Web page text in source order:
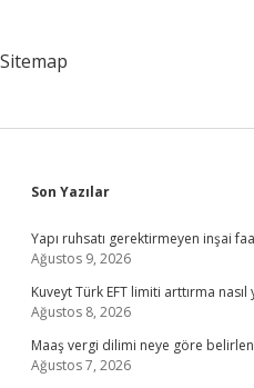
Sitemap
Sidebar
Son Yazılar
Yapı ruhsatı gerektirmeyen inşai
Ağustos 9, 2026
Kuveyt Türk EFT limiti arttırma nasıl
Ağustos 8, 2026
Maaş vergi dilimi neye göre
Ağustos 7, 2026